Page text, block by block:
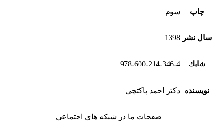
چاپ سوم
سال نشر 1398
شابك 978-600-214-346-4
نویسنده دکتر احمد پاکتچی
صفحات ما در شبکه های اجتماعی